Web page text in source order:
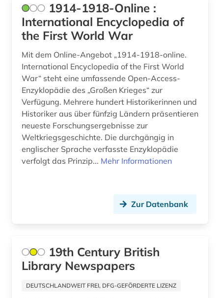
beeinträchtigung (1)
begräbnis (1)
begräbnisstätte (1)
behinderung (2)
behringwerke (1)
behörde (1)
behörden (1)
benedikt &lt (1)
1914-1918-Online :
International Encyclopedia of
the First World War
Mit dem Online-Angebot „1914-1918-online.
International Encyclopedia of the First World
War“ steht eine umfassende Open-Access-
Enzyklopädie des „Großen Krieges“ zur
Verfügung. Mehrere hundert Historikerinnen und
Historiker aus über fünfzig Ländern präsentieren
neueste Forschungsergebnisse zur
Weltkriegsgeschichte. Die durchgängig in
englischer Sprache verfasste Enzyklopädie
verfolgt das Prinzip... Mehr Informationen
Zur Datenbank
19th Century British
Library Newspapers
DEUTSCHLANDWEIT FREI, DFG-GEFÖRDERTE LIZENZ